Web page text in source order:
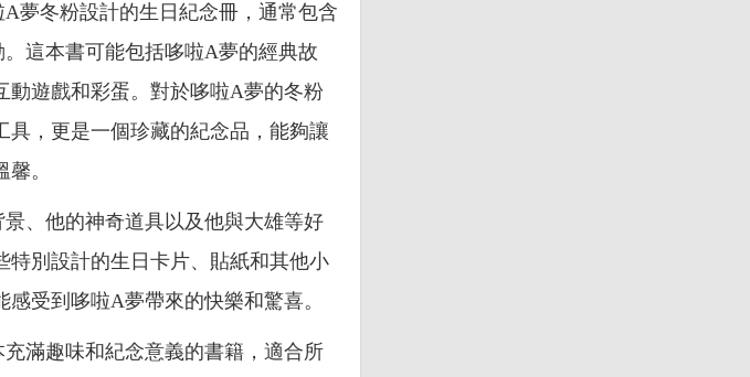
夢冬粉設計的生日紀念冊，通常包含
這本書可能包括哆啦A夢的經典故
遊戲和彩蛋。對於哆啦A夢的冬粉
，更是一個珍藏的紀念品，能夠讓
。
、他的神奇道具以及他與大雄等好
別設計的生日卡片、貼紙和其他小
受到哆啦A夢帶來的快樂和驚喜。
滿趣味和紀念意義的書籍，適合所